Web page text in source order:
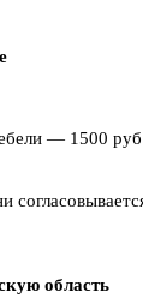
— 1500
область